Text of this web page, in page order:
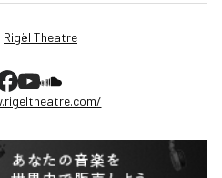
Rigël Theatre